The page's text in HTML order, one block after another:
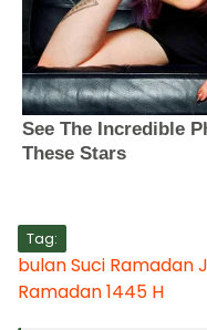
Tag:
bulan Suci Ramadan
Ramadan 1445 H